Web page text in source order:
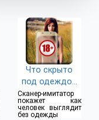
Что скрыто
под одеждой
(18+)
Сканер-имитатор
покажет как
человек выглядит
без одежды